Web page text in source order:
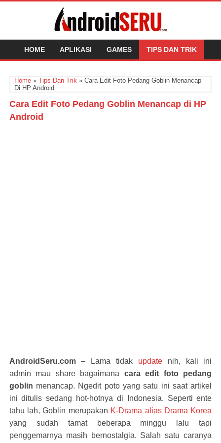
HOME APLIKASI GAMES TIPS DAN TRIK
Home» Tips Dan Trik» Cara Edit Foto Pedang Goblin Menancap
Di HP Android
Cara Edit Foto Pedang Goblin Menancap di HP
Android
AndroidSeru.com– Lama tidak updatenih, kali ini
admin mau share bagaimana cara edit foto pedang
goblin menancap. Ngedit poto yang satu ini saat artikel
ini ditulis sedang hot-hotnya di Indonesia. Seperti ente
tahu lah, Goblin merupakan K-Drama alias Drama Korea
yang sudah tamat beberapa minggu lalu tapi
penggemarnya masih bernostalgia. Salah satu caranya